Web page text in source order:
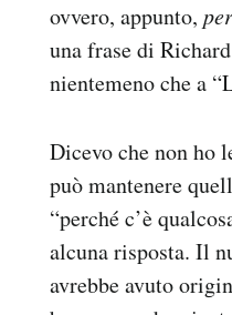
ovvero, appunto,
una frase di
nientemeno che a
Dicevo che non ho
può mantenere
“perché c’è
alcuna risposta. Il
avrebbe avuto